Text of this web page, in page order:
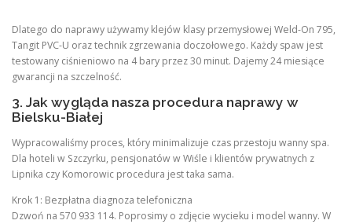
Dlatego do naprawy używamy klejów klasy przemysłowej Weld-On 795,
Tangit PVC-U oraz technik zgrzewania doczołowego. Każdy spaw jest
testowany ciśnieniowo na 4 bary przez 30 minut. Dajemy 24 miesiące
gwarancji na szczelność.
3. Jak wygląda nasza procedura naprawy w
Bielsku-Białej
Wypracowaliśmy proces, który minimalizuje czas przestoju wanny spa.
Dla hoteli w Szczyrku, pensjonatów w Wiśle i klientów prywatnych z
Lipnika czy Komorowic procedura jest taka sama.
Krok 1: Bezpłatna diagnoza telefoniczna
Dzwoń na 570 933 114. Poprosimy o zdjęcie wycieku i model wanny. W